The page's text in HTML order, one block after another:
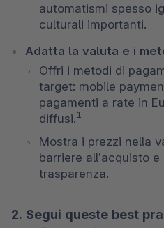
automatismi spesso
culturali importanti.
Adatta la valuta e i
Offri i metodi di
target: mobile
pagamenti a rate in
diffusi.1
Mostra i prezzi nella
barriere all’acquisto
trasparenza.
2. Segui queste best